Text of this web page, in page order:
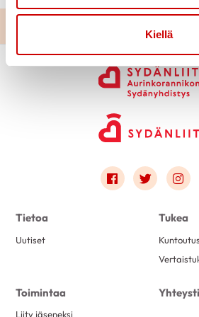
Kiellä
Link to facebook
Link to
Tietoa
Uutiset
Tukea
Kuntoutus
Toimintaa
Liity jäseneksi